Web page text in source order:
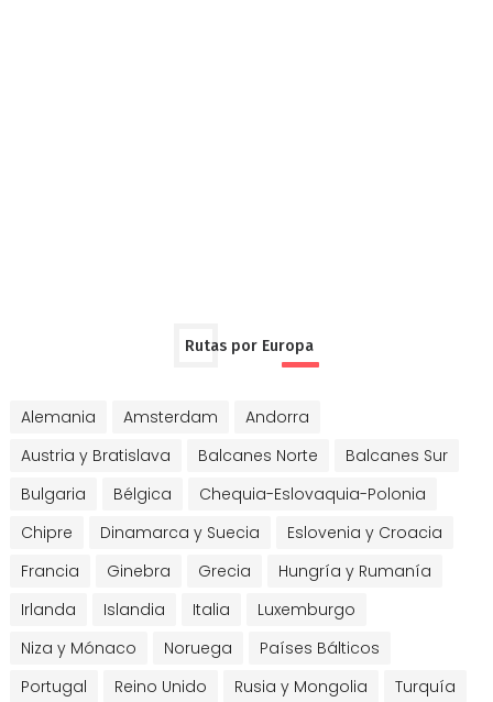
Rutas por Europa
Alemania Amsterdam
Andorra
Austria y Bratislava
Balcanes Norte
Balcanes Sur
Bulgaria
Bélgica
Chequia-Eslovaquia-Polonia
Chipre
Dinamarca y Suecia
Eslovenia y Croacia
Francia
Ginebra Grecia
Hungría y Rumanía
Irlanda
Islandia Italia
Luxemburgo
Niza y Mónaco
Noruega
Países Bálticos
Portugal
Reino Unido Rusia y Mongolia
Turquía